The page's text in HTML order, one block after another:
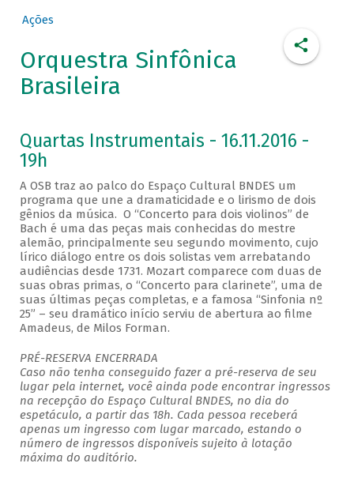
Ações
Orquestra Sinfônica
Brasileira
Quartas Instrumentais - 16.11.2016 -
19h
A OSB traz ao palco do Espaço Cultural BNDES um
programa que une a dramaticidade e o lirismo de dois
gênios da música. O “Concerto para dois violinos” de
Bach é uma das peças mais conhecidas do mestre
alemão, principalmente seu segundo movimento, cujo
lírico diálogo entre os dois solistas vem arrebatando
audiências desde 1731. Mozart comparece com duas de
suas obras primas, o “Concerto para clarinete”, uma de
suas últimas peças completas, e a famosa “Sinfonia nº
25” – seu dramático início serviu de abertura ao filme
Amadeus, de Milos Forman.
PRÉ-RESERVA ENCERRADA
Caso não tenha conseguido fazer a pré-reserva de seu
lugar pela internet, você ainda pode encontrar ingressos
na recepção do Espaço Cultural BNDES, no dia do
espetáculo, a partir das 18h. Cada pessoa receberá
apenas um ingresso com lugar marcado, estando o
número de ingressos disponíveis sujeito à lotação
máxima do auditório.